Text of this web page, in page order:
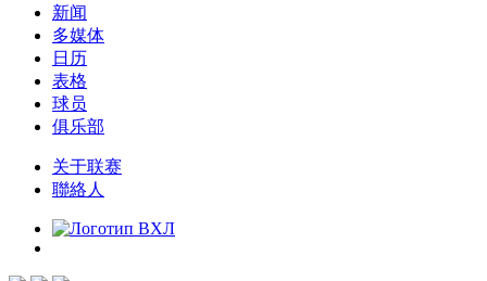
新闻
多媒体
日历
表格
球员
俱乐部
关于联赛
聯絡人